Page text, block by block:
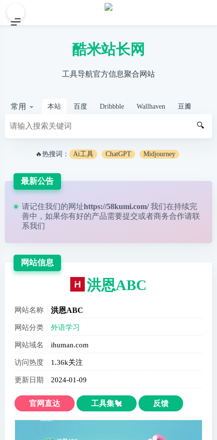
酷米站长网
工具导航官方信息聚合网站
常用 本站 百度 Dribbble Wallhaven 豆瓣
🔍
🔥热搜词： Ai工具 ChatGPT Midjourney
最新公告
请记住我们的网址https://58kumi.com/ 我们在持续完
善中，如果你有好的产品需要提交或者商务合作请联
系我们
网站信息
洪恩ABC
网站名称 洪恩ABC
网站分类 外语学习
网站域名 ihuman.com
访问热度 1.36k关注
更新日期 2024-01-09
官网直达 工具集🐔 反馈